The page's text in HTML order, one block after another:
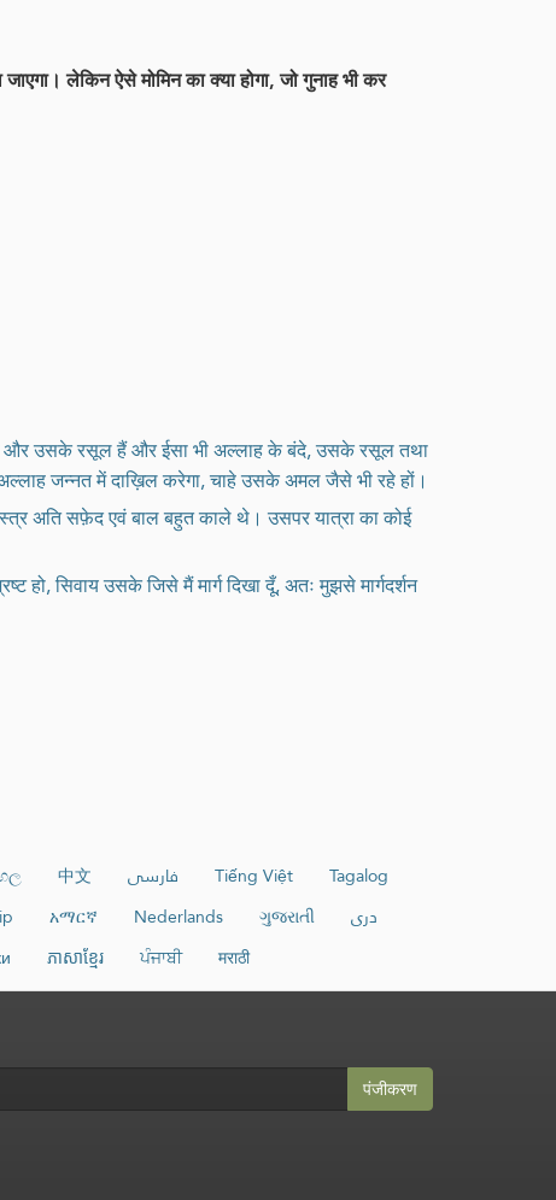
लेकिन ऐसे मोमिन का क्या होगा, जो गुनाह भी कर
और उसके रसूल हैं और ईसा भी अल्लाह के बंदे, उसके रसूल तथा
जन्नत में दाख़िल करेगा, चाहे उसके अमल जैसे भी रहे हों।
अति सफ़ेद एवं बाल बहुत काले थे। उसपर यात्रा का कोई
सिवाय उसके जिसे मैं मार्ग दिखा दूँ, अतः मुझसे मार्गदर्शन
中文 فارسی Tiếng Việt
Tagalog
አማርኛ Nederlands ગુજરાતી
دری
ភាសាខ្មែរ ਪੰਜਾਬੀ मराठी
पंजीकरण